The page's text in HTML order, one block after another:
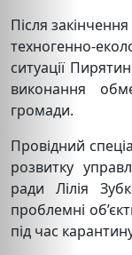
Після
техногенно-
ситуації
виконання
громади.
Провідний
розвитку
ради Лілія
проблемні
під час